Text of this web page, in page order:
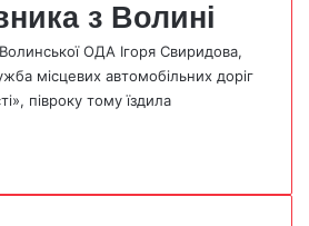
з Волині
ОДА Ігоря Свиридова,
місцевих автомобільних доріг
півроку тому їздила